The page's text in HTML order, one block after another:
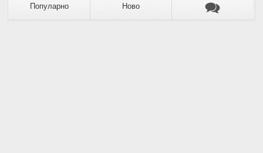
Популарно Ново